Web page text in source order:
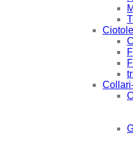
Ciotole